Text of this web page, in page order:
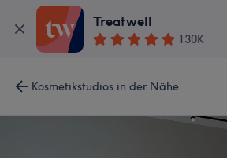
Treatwell
130K
Kosmetikstudios in der Nähe